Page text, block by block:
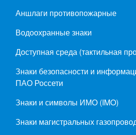
Аншлаги противопожарные
Водоохранные знаки
Доступная среда (тактильная
Знаки безопасности и
ПАО Россети
Знаки и символы ИМО (IMO)
Знаки магистральных